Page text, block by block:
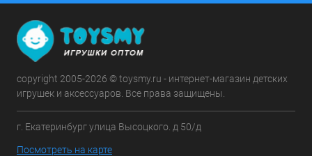
copyright 2005-2026 © toysmy.ru - интернет-магазин детских
игрушек и аксессуаров. Все права защищены.
г. Екатеринбург улица Высоцкого. д 50/д
Посмотреть на карте